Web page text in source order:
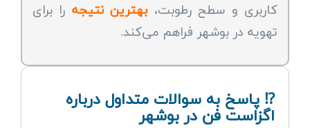
کاربری و سطح رطوبت،بهترین نتیجه را برای
تهویه در بوشهر فراهم می‌کند.
⁉️ پاسخ به سوالات متداول درباره
اگزاست فن در بوشهر